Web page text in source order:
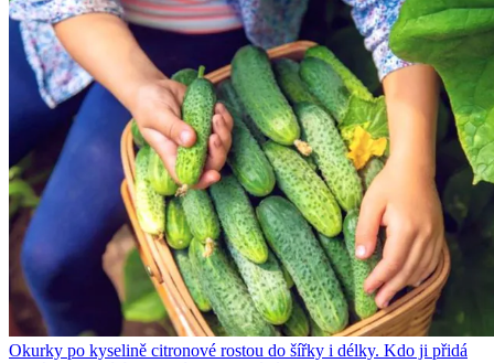
Okurky po kyselině citronové rostou do šířky i délky. Kdo ji přidá